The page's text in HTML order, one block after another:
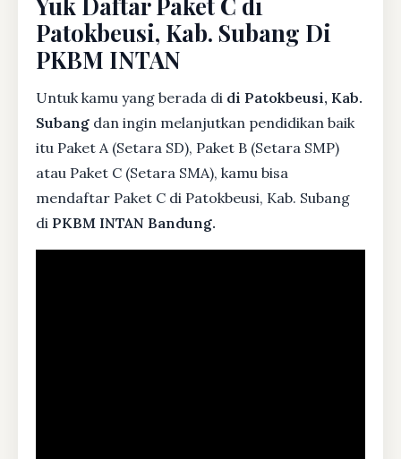
Patokbeusi, Kab. Subang Di
PKBM INTAN
Untuk kamu yang berada di di Patokbeusi, Kab.
Subang dan ingin melanjutkan pendidikan baik
itu Paket A (Setara SD), Paket B (Setara SMP)
atau Paket C (Setara SMA), kamu bisa
mendaftar Paket C di Patokbeusi, Kab. Subang
di PKBM INTAN Bandung.